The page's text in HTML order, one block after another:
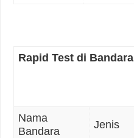
Rapid Test di Bandara
Nama
Bandara
Jenis